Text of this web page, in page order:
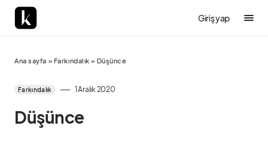
Giriş yap
Ana sayfa » Farkındalık » Düşünce
Farkındalık 1 Aralık 2020
Düşünce